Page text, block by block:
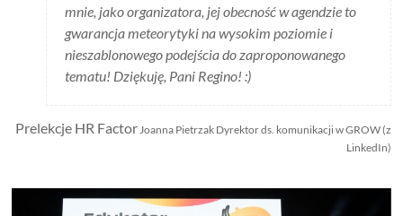
mnie, jako organizatora, jej obecność w agendzie to
gwarancja meteorytyki na wysokim poziomie i
nieszablonowego podejścia do zaproponowanego
tematu! Dziękuję, Pani Regino! :)
Prelekcje HR FactorJoanna Pietrzak Dyrektor ds. komunikacji w GROW (z
LinkedIn)